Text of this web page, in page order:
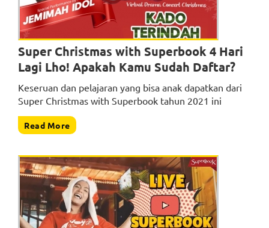
Super Christmas with Superbook 4 Hari
Lagi Lho! Apakah Kamu Sudah Daftar?
Keseruan dan pelajaran yang bisa anak dapatkan dari
Super Christmas with Superbook tahun 2021 ini
Read More